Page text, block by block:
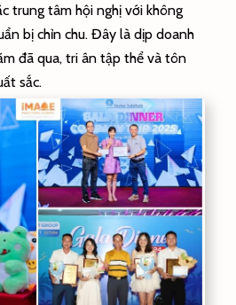
trung tâm hội nghị với không
bị chỉn chu. Đây là dịp doanh
đã qua, tri ân tập thể và tôn
sắc.